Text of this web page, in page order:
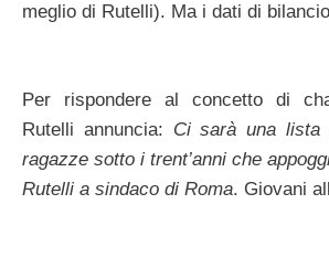
meglio di Rutelli). Ma i dati di
Per rispondere al concetto di
Rutelli annuncia: Ci sarà una
ragazze sotto i trent’anni che
Rutelli a sindaco di Roma. Giovani